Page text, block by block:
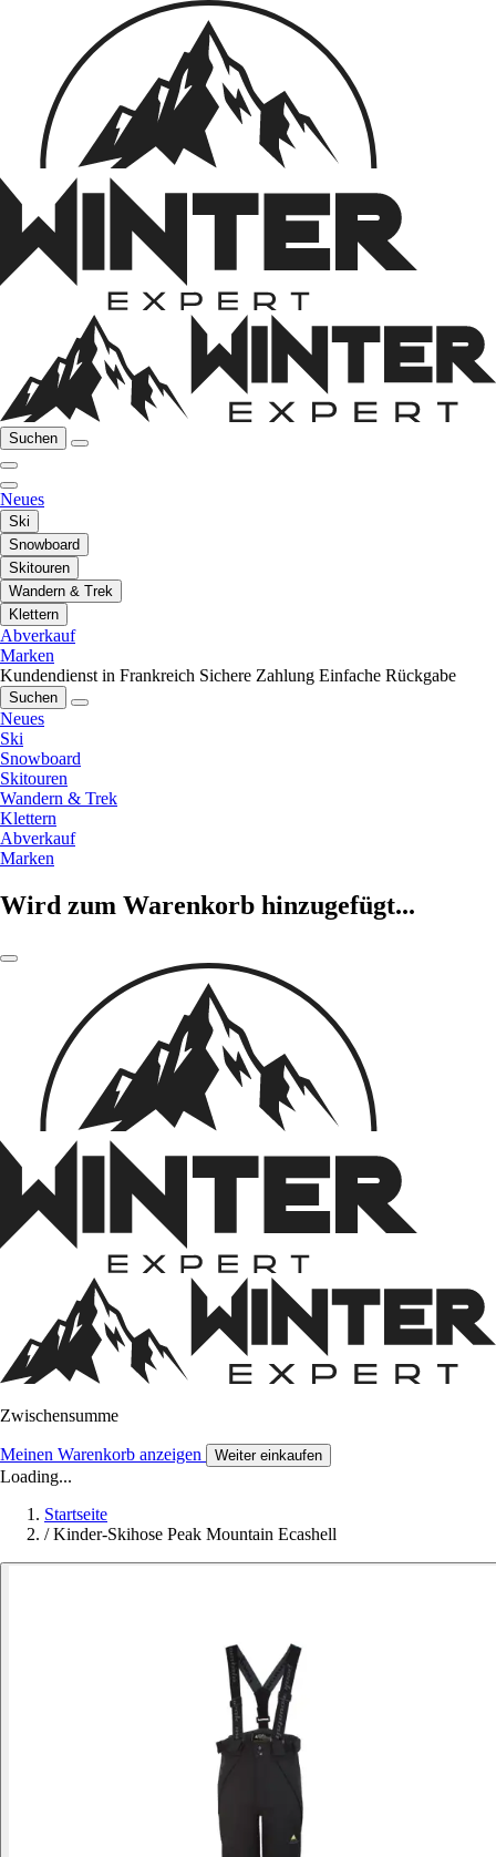
Suchen
Neues
Ski
Snowboard
Skitouren
Wandern & Trek
Klettern
Abverkauf
Marken
Kundendienst in Frankreich Sichere Zahlung Einfache Rückgabe
Suchen
Neues
Ski
Snowboard
Skitouren
Wandern & Trek
Klettern
Abverkauf
Marken
Wird zum Warenkorb hinzugefügt...
Zwischensumme
Meinen Warenkorb anzeigen Weiter einkaufen
Loading...
Startseite
/ Kinder-Skihose Peak Mountain Ecashell